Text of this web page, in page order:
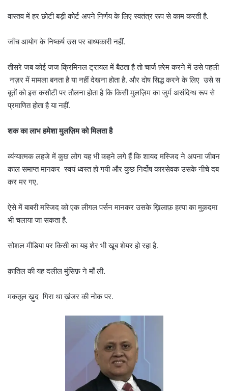
वास्तव में हर छोटी बड़ी कोर्ट अपने निर्णय के लिए स्वतंत्र रूप से काम करती है.
जाँच आयोग के निष्कर्ष उस पर बाध्यकारी नहीं.
तीसरे जब कोई जज क्रिमिनल ट्रायल में बैठता है तो चार्ज फ़्रेम करने में उसे पहली
नज़र में मामला बनता है या नहीं देखना होता है. और दोष सिद्ध करने के लिए उसे स
बूतों को इस कसौटी पर तौलना होता है कि किसी मुलज़िम का जुर्म असंदिग्ध रूप से
प्रमाणित होता है या नहीं.
शक का लाभ हमेशा मुलज़िम को मिलता है
व्यंग्यात्मक लहजे में कुछ लोग यह भी कहने लगे हैं कि शायद मस्जिद ने अपना जीवन
काल समाप्त मानकर स्वयं ध्वस्त हो गयी और कुछ निर्दोष कारसेवक उसके नीचे दब
कर मर गए.
ऐसे में बाबरी मस्जिद को एक लीगल पर्सन मानकर उसके ख़िलाफ़ हत्या का मुक़दमा
भी चलाया जा सकता है.
सोशल मीडिया पर किसी का यह शेर भी खूब शेयर हो रहा है.
क़ातिल की यह दलील मुंसिफ़ ने माँ ली.
मकतूल ख़ुद गिरा था ख़ंजर की नोक पर.